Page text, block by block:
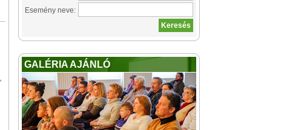
Esemény neve:
GALÉRIA AJÁNLÓ